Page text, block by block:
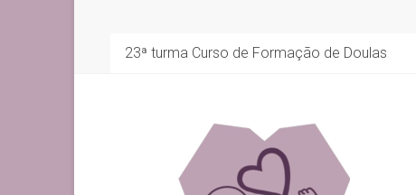
23ª turma Curso de Formação de Doulas